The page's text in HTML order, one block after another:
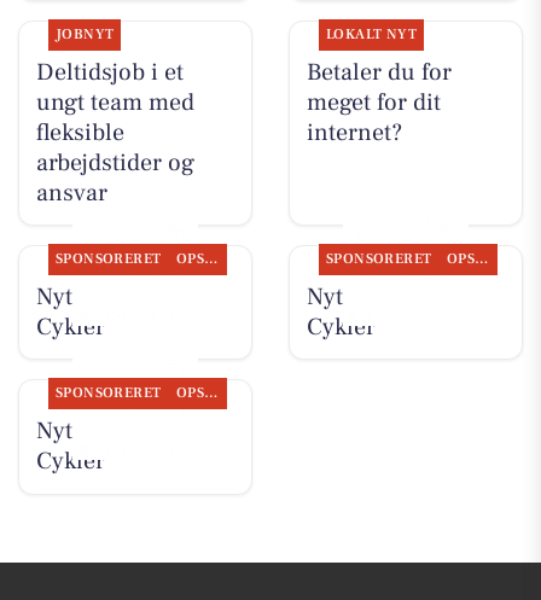
JOBNYT
Deltidsjob i et
ungt team med
fleksible
arbejdstider og
ansvar
LOKALT NYT
Betaler du for
meget for dit
internet?
SPONSORERET OPSLAGSTAVLEN
Nyt fra Per P.
Cykler
SPONSORERET OPSLAGSTAVLEN
Nyt fra Per P.
Cykler
SPONSORERET OPSLAGSTAVLEN
Nyt fra Per P.
Cykler